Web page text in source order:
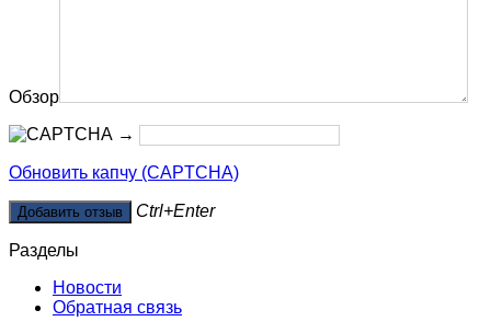
Обзор
→
Обновить капчу (CAPTCHA)
Ctrl+Enter
Разделы
Новости
Обратная связь